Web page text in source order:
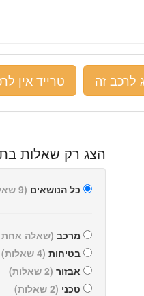
לרכב זה טרייד אין
הצג רק שאלות
כל הנושאים (9 שאלות)
מרכב (שאלה אחת
בטיחות (4 שאלות)
אבזור (2 שאלות)
טכני (2 שאלות)